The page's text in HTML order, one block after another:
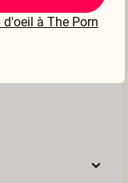
à The Porn